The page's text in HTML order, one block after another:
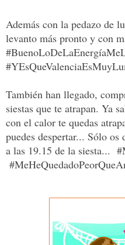
Además con la pedazo de
levanto más pronto y con
También han llegado,
siestas que te atrapan. Ya
con el calor te quedas
puedes despertar... Sólo
a las 19.15 de la siesta...